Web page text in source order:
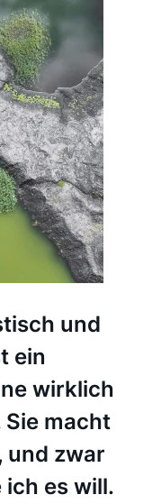
und
ein
wirklich
macht
und zwar
ich es will.